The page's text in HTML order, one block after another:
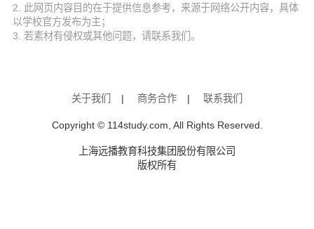
2. 此网页内容目的在于提供信息参考，来源于网络公开内容，具体
以学校官方发布为主；
3. 若素材有侵权或其他问题，请联系我们。
关于我们 | 商务合作 | 联系我们
Copyright © 114study.com, All Rights Reserved.
上海远播教育科技集团股份有限公司
版权所有